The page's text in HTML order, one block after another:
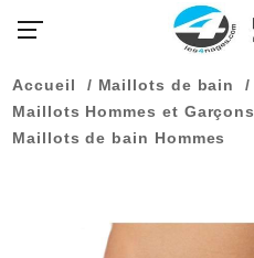
Accueil
Maillots de bain
Maillots Hommes et Garçons
Maillots de bain Hommes